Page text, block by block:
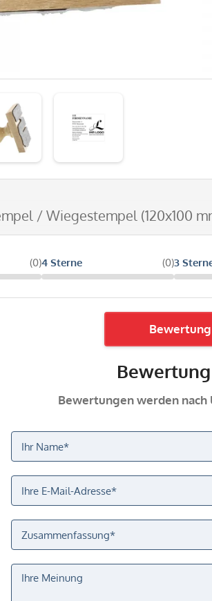
/ Wiegestempel (120x100
(0)4 Sterne (0)3
Bewertungen werden